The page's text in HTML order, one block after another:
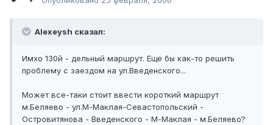
Alexeysh сказал:
Имхо 130й - дельный маршрут. Еще бы как-то решить
проблему с заездом на ул.Введенского...
Может все-таки стоит ввести короткий маршрут
м.Беляево - ул.М-Маклая-Севастопольский -
Островитянова - Введенского - М-Маклая - м.Беляево?